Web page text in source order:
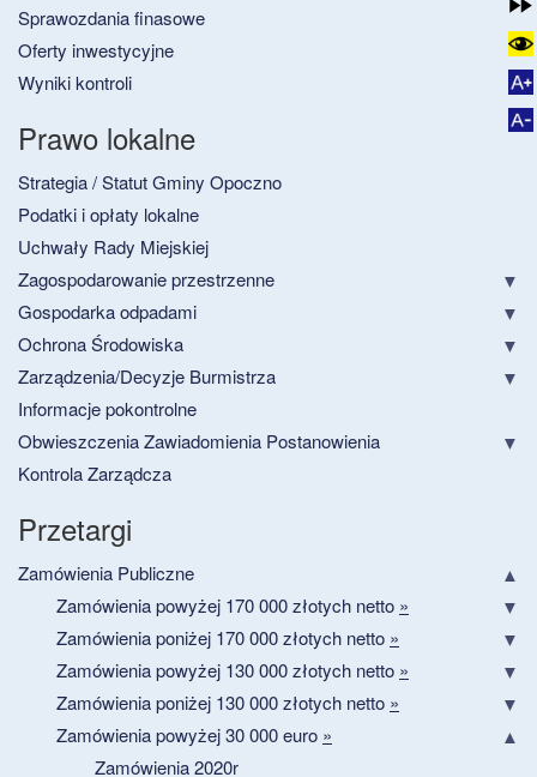
Sprawozdania finasowe
Oferty inwestycyjne
Wyniki kontroli
Prawo lokalne
Strategia / Statut Gminy Opoczno
Podatki i opłaty lokalne
Uchwały Rady Miejskiej
Zagospodarowanie przestrzenne
Gospodarka odpadami
Ochrona Środowiska
Zarządzenia/Decyzje Burmistrza
Informacje pokontrolne
Obwieszczenia Zawiadomienia Postanowienia
Kontrola Zarządcza
Przetargi
Zamówienia Publiczne
Zamówienia powyżej 170 000 złotych netto »
Zamówienia poniżej 170 000 złotych netto »
Zamówienia powyżej 130 000 złotych netto »
Zamówienia poniżej 130 000 złotych netto »
Zamówienia powyżej 30 000 euro »
Zamówienia 2020r